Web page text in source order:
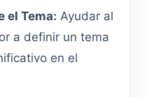
el Tema: Ayudar al
a definir un tema
en el